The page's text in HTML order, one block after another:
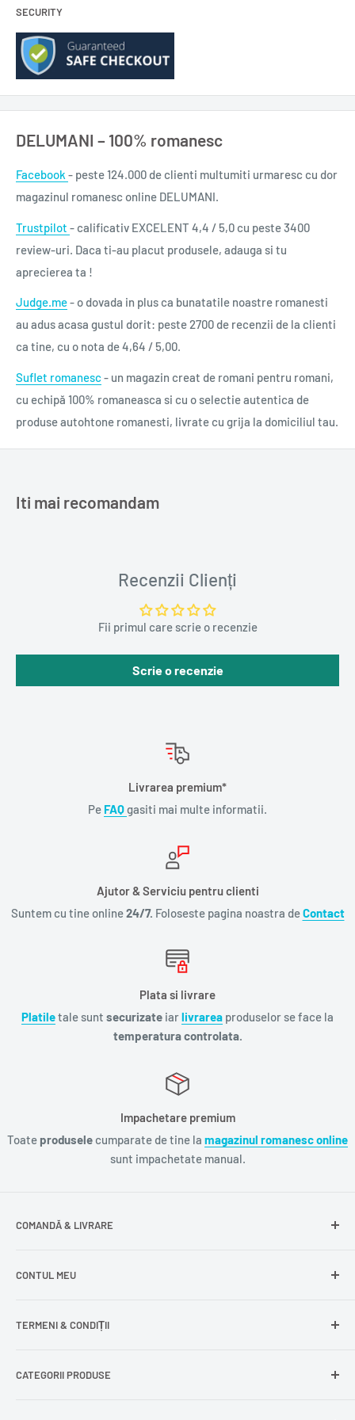
SECURITY
DELUMANI – 100% romanesc
Facebook - peste 124.000 de clienti multumiti urmaresc cu dor
magazinul romanesc online DELUMANI.
Trustpilot - calificativ EXCELENT 4,4 / 5,0 cu peste 3400
review-uri. Daca ti-au placut produsele, adauga si tu
aprecierea ta !
Judge.me- o dovada in plus ca bunatatile noastre romanesti
au adus acasa gustul dorit: peste 2700 de recenzii de la clienti
ca tine, cu o nota de 4,64 / 5,00.
Suflet romanesc- un magazin creat de romani pentru romani,
cu echipă 100% romaneasca si cu o selectie autentica de
produse autohtone romanesti, livrate cu grija la domiciliul tau.
Iti mai recomandam
Recenzii Clienți
Fii primul care scrie o recenzie
Scrie o recenzie
Livrarea premium*
Pe FAQgasiti mai multe informatii.
Ajutor & Serviciu pentru clienti
Suntem cu tine online24/7. Foloseste pagina noastra deContact
Plata si livrare
Platiletale sunt securizate iarlivrarea produselor se face la
temperatura controlata.
Impachetare premium
Toate produsele cumparate de tine la magazinul romanesc online
sunt impachetate manual.
COMANDĂ & LIVRARE
Livrare gratuită
CONTUL MEU
Comenzile mele
Cont nou
TERMENI & CONDIȚII
Politica de returnare
CATEGORII PRODUSE